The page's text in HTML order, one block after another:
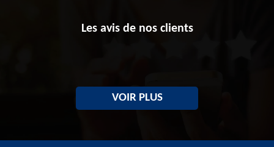
Les avis de nos clients
VOIR PLUS